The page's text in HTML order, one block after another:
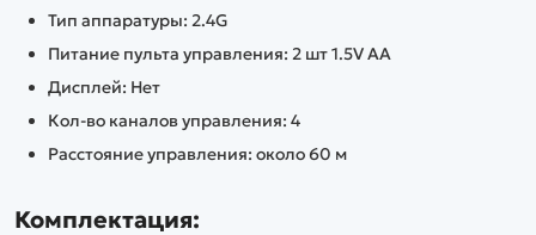
Тип аппаратуры: 2.4G
Питание пульта управления: 2 шт 1.5V AA
Дисплей: Нет
Кол-во каналов управления: 4
Расстояние управления: около 60 м
Комплектация: